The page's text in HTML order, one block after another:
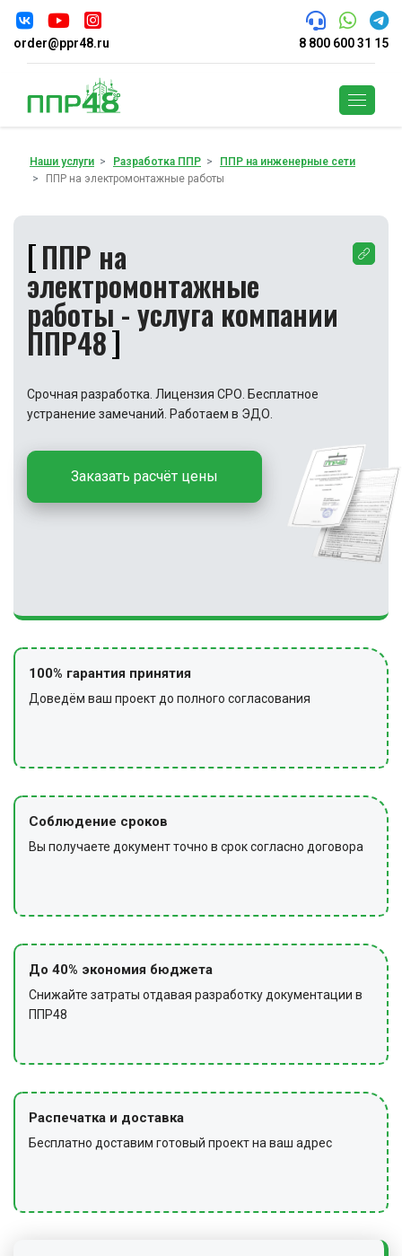
order@ppr48.ru 8 800 600 31 15
Наши услуги Разработка ППР
ППР на инженерные сети
ППР на электромонтажные работы
ППР на
электромонтажные
работы - услуга компании
ППР48
Срочная разработка. Лицензия СРО. Бесплатное
устранение замечаний. Работаем в ЭДО.
Заказать расчёт цены
100% гарантия принятия
Доведём ваш проект до полного согласования
Соблюдение сроков
Вы получаете документ точно в срок согласно договора
До 40% экономия бюджета
Снижайте затраты отдавая разработку документации в
ППР48
Распечатка и доставка
Бесплатно доставим готовый проект на ваш адрес